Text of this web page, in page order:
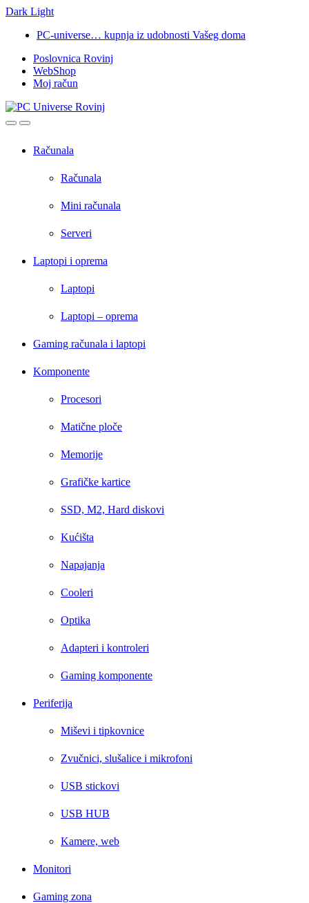
Dark Light
navigation
content
PC-universe… kupnja iz udobnosti Vašeg doma
Poslovnica Rovinj
WebShop
Moj račun
OpenClose
Računala
Računala
Mini računala
Serveri
Laptopi i oprema
Laptopi
Laptopi – oprema
Gaming računala i laptopi
Komponente
Procesori
Matične ploče
Memorije
Grafičke kartice
SSD, M2, Hard diskovi
Kućišta
Napajanja
Cooleri
Optika
Adapteri i kontroleri
Gaming komponente
Periferija
Miševi i tipkovnice
Zvučnici, slušalice i mikrofoni
USB stickovi
USB HUB
Kamere, web
Monitori
Gaming zona